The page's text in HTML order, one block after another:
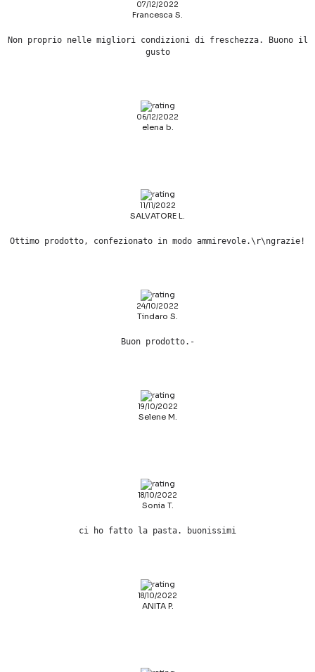
07/12/2022
Francesca S.
Non proprio nelle migliori condizioni di freschezza. Buono il
gusto
06/12/2022
elena b.
11/11/2022
SALVATORE L.
Ottimo prodotto, confezionato in modo ammirevole.\r\ngrazie!
24/10/2022
Tindaro S.
Buon prodotto.-
19/10/2022
Selene M.
18/10/2022
Sonia T.
ci ho fatto la pasta. buonissimi
18/10/2022
ANITA P.